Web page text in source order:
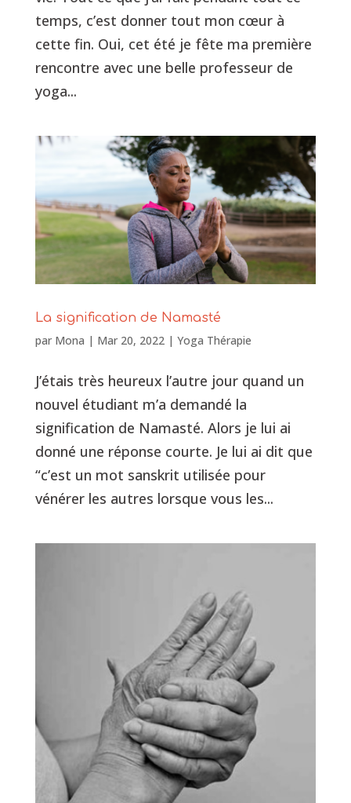
temps, c’est donner tout mon cœur à
cette fin. Oui, cet été je fête ma première
rencontre avec une belle professeur de
yoga...
La signification de Namasté
par Mona | Mar 20, 2022| Yoga Thérapie
J’étais très heureux l’autre jour quand un
nouvel étudiant m’a demandé la
signification de Namasté. Alors je lui ai
donné une réponse courte. Je lui ai dit que
“c’est un mot sanskrit utilisée pour
vénérer les autres lorsque vous les...